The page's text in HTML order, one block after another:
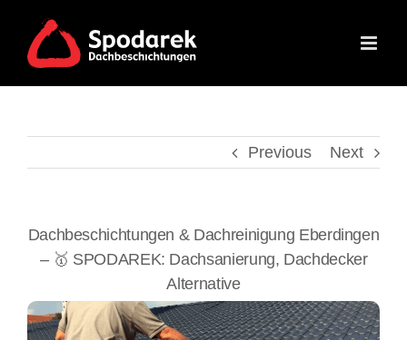
content
Previous Next
Dachbeschichtungen & Dachreinigung Eberdingen
– 🥇 SPODAREK: Dachsanierung, Dachdecker
Alternative